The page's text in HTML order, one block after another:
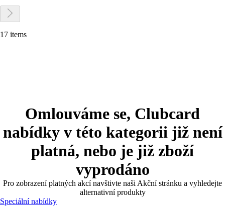
17 items
Omlouváme se, Clubcard
nabídky v této kategorii již není
platná, nebo je již zboží
vyprodáno
Pro zobrazení platných akcí navštivte naši Akční stránku a vyhledejte
alternativní produkty
Speciální nabídky